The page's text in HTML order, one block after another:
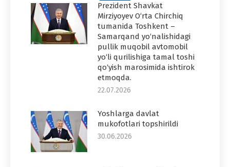
Prezident Shavkat
Mirziyoyev O‘rta Chirchiq
tumanida Toshkent –
Samarqand yo‘nalishidagi
pullik muqobil avtomobil
yo‘li qurilishiga tamal toshi
qo‘yish marosimida ishtirok
etmoqda.
22.07.2026
Yoshlarga davlat
mukofotlari topshirildi
30.06.2026